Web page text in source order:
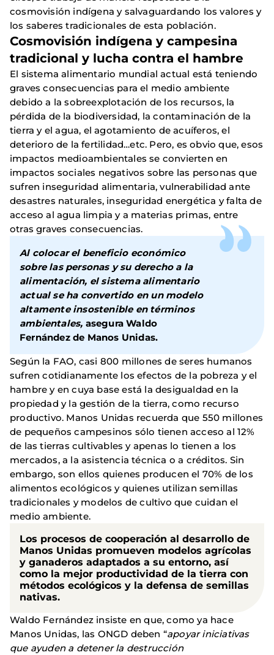
cosmovisión indígena y salvaguardando los valores y
los saberes tradicionales de esta población.
Cosmovisión indígena y campesina
tradicional y lucha contra el hambre
El sistema alimentario mundial actual está teniendo
graves consecuencias para el medio ambiente
debido a la sobreexplotación de los recursos, la
pérdida de la biodiversidad, la contaminación de la
tierra y el agua, el agotamiento de acuíferos, el
deterioro de la fertilidad…etc. Pero, es obvio que, esos
impactos medioambientales se convierten en
impactos sociales negativos sobre las personas que
sufren inseguridad alimentaria, vulnerabilidad ante
desastres naturales, inseguridad energética y falta de
acceso al agua limpia y a materias primas, entre
otras graves consecuencias.
Al colocar el beneficio económico
sobre las personas y su derecho a la
alimentación, el sistema alimentario
actual se ha convertido en un modelo
altamente insostenible en términos
ambientales, asegura Waldo
Fernández de Manos Unidas.
Según la FAO, casi 800 millones de seres humanos
sufren cotidianamente los efectos de la pobreza y el
hambre y en cuya base está la desigualdad en la
propiedad y la gestión de la tierra, como recurso
productivo. Manos Unidas recuerda que 550 millones
de pequeños campesinos sólo tienen acceso al 12%
de las tierras cultivables y apenas lo tienen a los
mercados, a la asistencia técnica o a créditos. Sin
embargo, son ellos quienes producen el 70% de los
alimentos ecológicos y quienes utilizan semillas
tradicionales y modelos de cultivo que cuidan el
medio ambiente.
Los procesos de cooperación al desarrollo de
Manos Unidas promueven modelos agrícolas
y ganaderos adaptados a su entorno, así
como la mejor productividad de la tierra con
métodos ecológicos y la defensa de semillas
nativas.
Waldo Fernández insiste en que, como ya hace
Manos Unidas, las ONGD deben “apoyar iniciativas
que ayuden a detener la destrucción